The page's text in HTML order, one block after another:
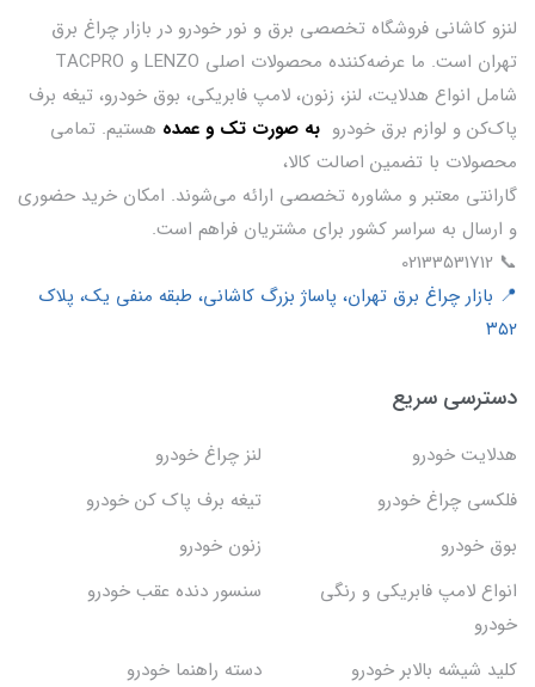
لنزو کاشانی فروشگاه تخصصی برق و نور خودرو در بازار چراغ برق
تهران است. ما عرضه‌کننده محصولات اصلی LENZO و TACPRO
شامل انواع هدلایت، لنز، زنون، لامپ فابریکی، بوق خودرو، تیغه برف
پاک‌کن و لوازم برق خودرو به صورت تک و عمده هستیم. تمامی
محصولات با تضمین اصالت کالا،
گارانتی معتبر و مشاوره تخصصی ارائه می‌شوند. امکان خرید حضوری
و ارسال به سراسر کشور برای مشتریان فراهم است.
📞 02133531712
📍 بازار چراغ برق تهران، پاساژ بزرگ کاشانی، طبقه منفی یک، پلاک
۳۵۲
دسترسی سریع
هدلایت خودرو
لنز چراغ خودرو
فلکسی چراغ خودرو
تیغه برف پاک کن خودرو
بوق خودرو
زنون خودرو
انواع لامپ فابریکی و رنگی
خودرو
سنسور دنده عقب خودرو
کلید شیشه بالابر خودرو
دسته راهنما خودرو